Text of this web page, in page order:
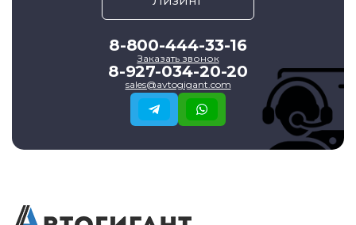
8-800-444-33-16
Заказать звонок
8-927-034-20-20
sales@avtogigant.com